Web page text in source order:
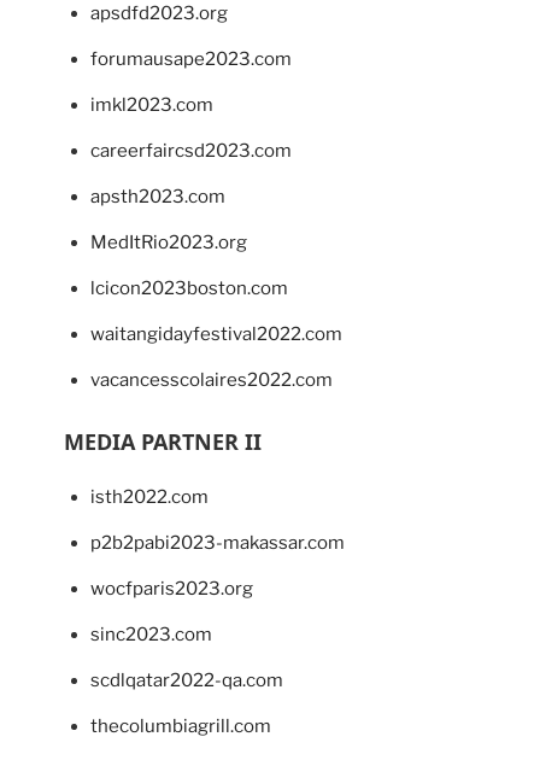
apsdfd2023.org
forumausape2023.com
imkl2023.com
careerfaircsd2023.com
apsth2023.com
MedItRio2023.org
lcicon2023boston.com
waitangidayfestival2022.com
vacancesscolaires2022.com
MEDIA PARTNER II
isth2022.com
p2b2pabi2023-makassar.com
wocfparis2023.org
sinc2023.com
scdlqatar2022-qa.com
thecolumbiagrill.com